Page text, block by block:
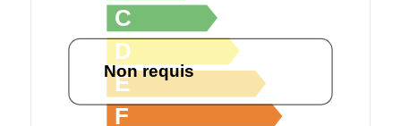
C
D
E
F
Non requis